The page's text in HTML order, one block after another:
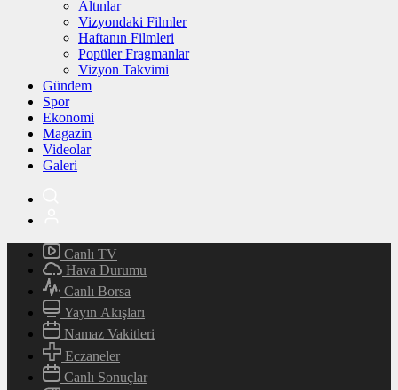
Altınlar
Vizyondaki Filmler
Haftanın Filmleri
Popüler Fragmanlar
Vizyon Takvimi
Gündem
Spor
Ekonomi
Magazin
Videolar
Galeri
Canlı TV
Hava Durumu
Canlı Borsa
Yayın Akışları
Namaz Vakitleri
Eczaneler
Canlı Sonuçlar